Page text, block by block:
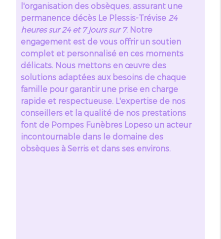
l'organisation des obsèques, assurant une
permanence décès Le Plessis-Trévise 24
heures sur 24 et 7 jours sur 7. Notre
engagement est de vous offrir un soutien
complet et personnalisé en ces moments
délicats. Nous mettons en œuvre des
solutions adaptées aux besoins de chaque
famille pour garantir une prise en charge
rapide et respectueuse. L'expertise de nos
conseillers et la qualité de nos prestations
font de Pompes Funèbres Lopeso un acteur
incontournable dans le domaine des
obsèques à Serris et dans ses environs.